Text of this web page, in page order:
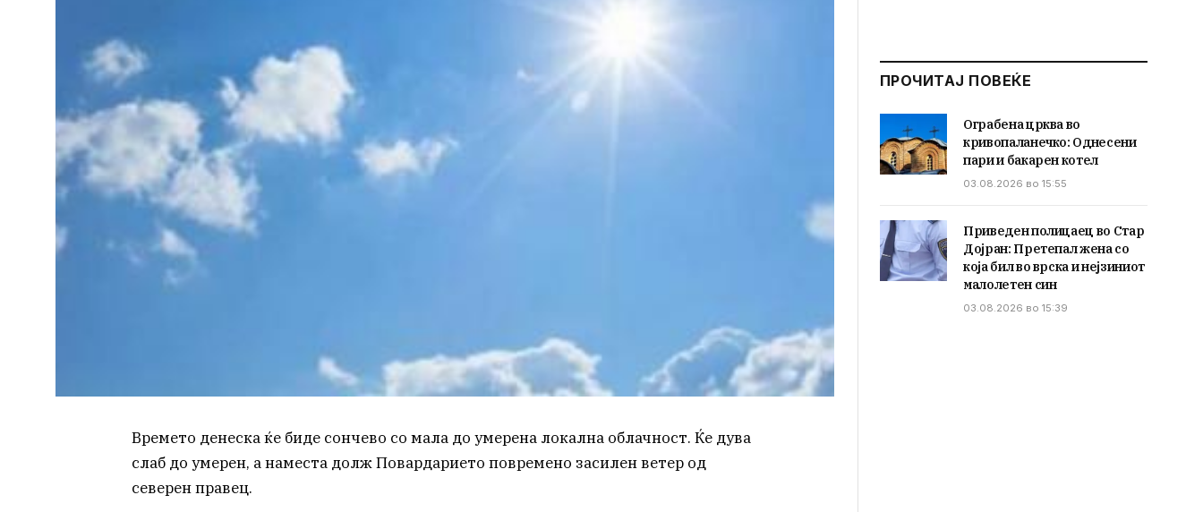
Времето денеска ќе биде сончево со мала до умерена локална облачност. Ќе дува
слаб до умерен, а наместа долж Повардарието повремено засилен ветер од
северен правец.
ПРОЧИТАЈ ПОВЕЌЕ
Ограбена црква во
кривопаланечко: Однесени
пари и бакарен котел
03.08.2026 во 15:55
Приведен полицаец во Стар
Дојран: Претепал жена со
која бил во врска и нејзиниот
малолетен син
03.08.2026 во 15:39